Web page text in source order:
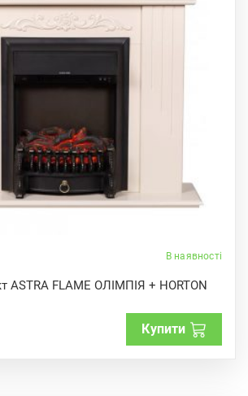
В наявності
ASTRA FLAME ОЛІМПІЯ + HORTON
Купити